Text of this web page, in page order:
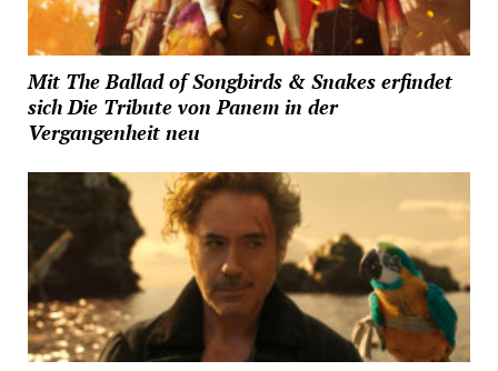
Mit The Ballad of Songbirds & Snakes erfindet
sich Die Tribute von Panem in der
Vergangenheit neu